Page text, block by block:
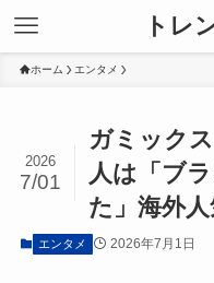
トレ
ホーム エンタメ
ガミック
人は「ブ
た」海外
2026
7/01
エンタメ 2026年7月1日